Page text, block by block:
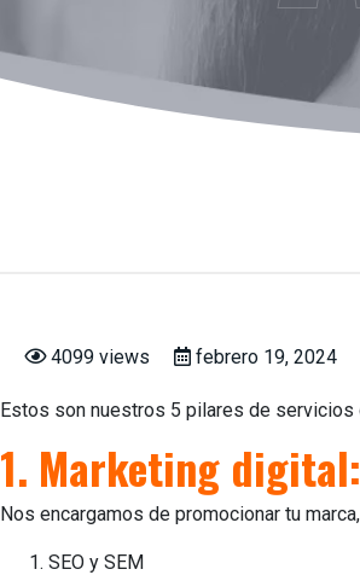
4099 views febrero 19, 2024
Estos son nuestros 5 pilares de
1. Marketing digital:
Nos encargamos de promocionar tu
SEO y SEM